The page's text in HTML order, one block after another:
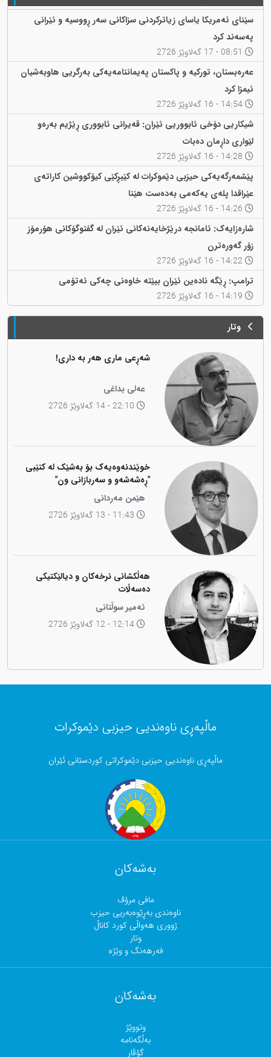
سێنای ئەمریکا یاسای زیاترکردنی سزاکانی سەر ڕووسیە و ئێرانی
پەسەند کرد
عەرەبستان، تورکیە و پاکستان پەیماننامەیەکی بەرگریی هاوبەشیان
ئیمزا کرد
شیکاریی دۆخی ئابووریی ئێران: قەیرانی ئابووری ڕێژیم بەرەو
لێواری داڕمان دەبات
پێشمەرگەیەکی حیزبی دێموکرات لە کێبڕکێی کیۆکووشین کاراتەی
عێراقدا پلەی یەکەمی بەدەست هێنا
شارەزایەک: ئامانجە درێژخایەنەکانی ئێران لە گفتوگۆکانی هۆرمۆز
زۆر گەورەترن
ترامپ: ڕێگە نادەین ئێران ببێتە خاوەنی چەکی ئەتۆمی
وتار
شەڕعی ماری هەر بە داری!
عەلی بداغی
خوێندنەوەیەک بۆ بەشێک لە کتێبی
"ڕەشەشەو و سەربازانی ون"
هێمن مەردانی
هەڵکشانی نرخەکان و دیالێکتیکی
دەسەڵات
ئەمیر سوڵتانی
12:14 - 12 گەلاوێژ 2726
ماڵپەڕی ناوەندیی حیزبی دێموکرات
ماڵپەڕی ناوەندیی حیزبی دێموکراتی کوردستانی ئێران
بەشەکان
مافی مرۆڤ
ناوەندی بەڕێوەبەریی حیزب
ژووری هەواڵی کورد کاناڵ
وتار
فەرهەنگ و وێژە
بەشەکان
وتووێژ
بەڵگەنامە
گۆڤار